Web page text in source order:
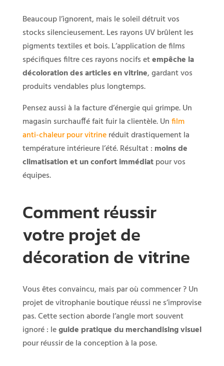
Beaucoup l’ignorent, mais le soleil détruit vos
stocks silencieusement. Les rayons UV brûlent les
pigments textiles et bois. L’application de films
spécifiques filtre ces rayons nocifs etempêche la
décoloration des articles en vitrine, gardant vos
produits vendables plus longtemps.
Pensez aussi à la facture d’énergie qui grimpe. Un
magasin surchauffé fait fuir la clientèle. Unfilm
anti-chaleur pour vitrineréduit drastiquement la
température intérieure l’été. Résultat : moins de
climatisation et un confort immédiatpour vos
équipes.
Comment réussir
votre projet de
décoration de vitrine
Vous êtes convaincu, mais par où commencer ? Un
projet de vitrophanie boutique réussi ne s’improvise
pas. Cette section aborde l’angle mort souvent
ignoré : leguide pratique du merchandising visuel
pour réussir de la conception à la pose.